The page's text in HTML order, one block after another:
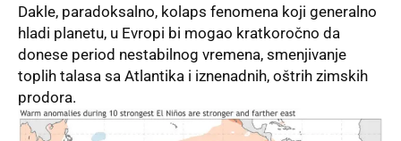
Dakle, paradoksalno, kolaps fenomena koji generalno
hladi planetu, u Evropi bi mogao kratkoročno da
donese period nestabilnog vremena, smenjivanje
toplih talasa sa Atlantika i iznenadnih, oštrih zimskih
prodora.